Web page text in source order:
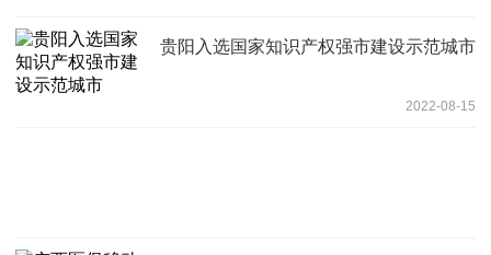
贵阳入选国家知识产权强市建设示范城市
2022-08-15